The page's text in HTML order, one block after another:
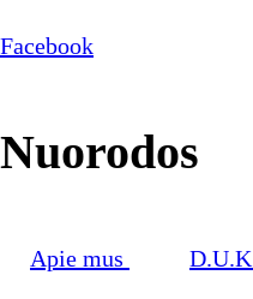
Facebook
Nuorodos
Apie mus D.U.K